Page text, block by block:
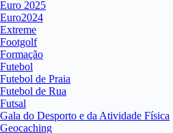
Euro 2025
Euro2024
Extreme
Footgolf
Formação
Futebol
Futebol de Praia
Futebol de Rua
Futsal
Gala do Desporto e da Atividade Física
Geocaching